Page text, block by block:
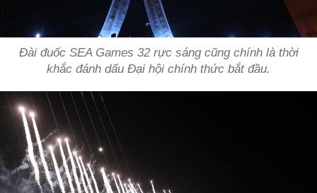
Đài đuốc SEA Games 32 rực sáng cũng chính là thời
khắc đánh dấu Đại hội chính thức bắt đầu.